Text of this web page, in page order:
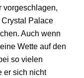
vorgeschlagen,
Palace
Auch wenn
Wette auf den
so vielen
er sich nicht